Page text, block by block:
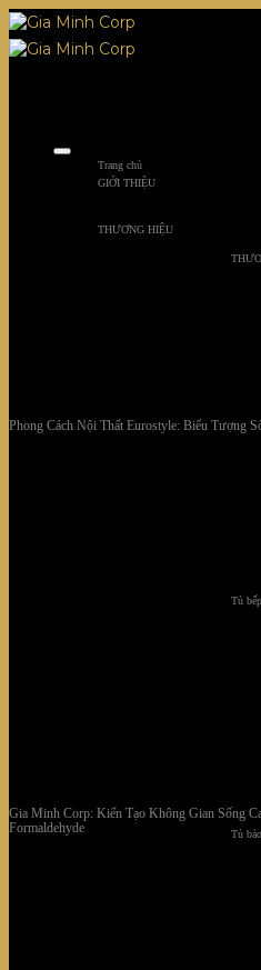
Skip
to
content
Trang chủ
GIỚI THIỆU
THƯƠNG HIỆU
Tủ bếp
Tủ
Phong Cách Nội Thất Eurostyle: Biểu Tượng
Gia Minh Corp: Kiến Tạo Không Gian Sống
Formaldehyde